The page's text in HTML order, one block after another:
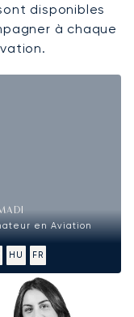
disponibles
à chaque
en Aviation
HU FR